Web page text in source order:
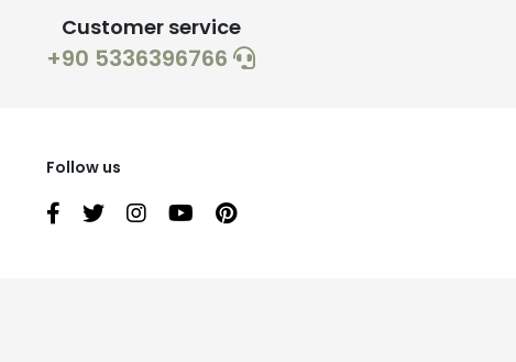
Customer service
+90 5336396766
Follow us